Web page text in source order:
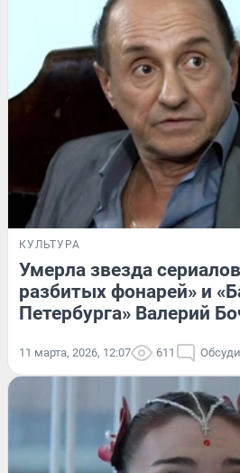
КУЛЬТУРА
Умерла звезда
разбитых фонарей» и
Петербурга» Валерий
11 марта, 2026, 12:07 611